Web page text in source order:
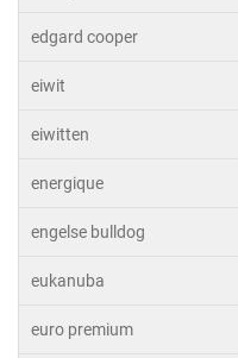
edgard cooper
eiwit
eiwitten
energique
engelse bulldog
eukanuba
euro premium